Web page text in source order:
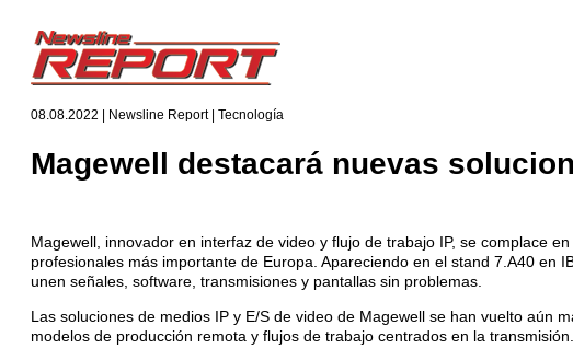
08.08.2022 | Newsline Report | Tecnología
Magewell destacará nuevas
Magewell, innovador en interfaz de video y flujo de trabajo IP, se complace
profesionales más importante de Europa. Apareciendo en el stand 7.A40
unen señales, software, transmisiones y pantallas sin problemas.
Las soluciones de medios IP y E/S de video de Magewell se han vuelto aún
modelos de producción remota y flujos de trabajo centrados en la